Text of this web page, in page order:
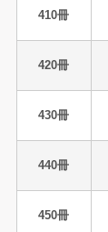
410冊
420冊
430冊
440冊
450冊